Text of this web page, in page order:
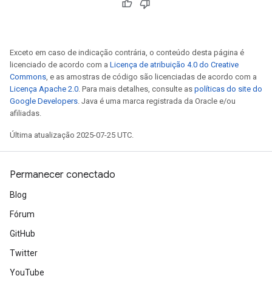
Exceto em caso de indicação contrária, o conteúdo desta página é
licenciado de acordo com a Licença de atribuição 4.0 do Creative
Commons, e as amostras de código são licenciadas de acordo com a
Licença Apache 2.0. Para mais detalhes, consulte as políticas do site do
Google Developers. Java é uma marca registrada da Oracle e/ou
afiliadas.
Última atualização 2025-07-25 UTC.
Permanecer conectado
Blog
Fórum
GitHub
Twitter
YouTube